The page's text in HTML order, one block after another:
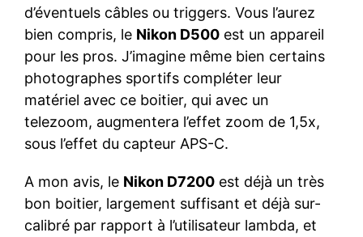
d’éventuels câbles ou triggers. Vous l’aurez
bien compris, le Nikon D500 est un appareil
pour les pros. J’imagine même bien certains
photographes sportifs compléter leur
matériel avec ce boitier, qui avec un
telezoom, augmentera l’effet zoom de 1,5x,
sous l’effet du capteur APS-C.
A mon avis, le Nikon D7200 est déjà un très
bon boitier, largement suffisant et déjà sur-
calibré par rapport à l’utilisateur lambda, et